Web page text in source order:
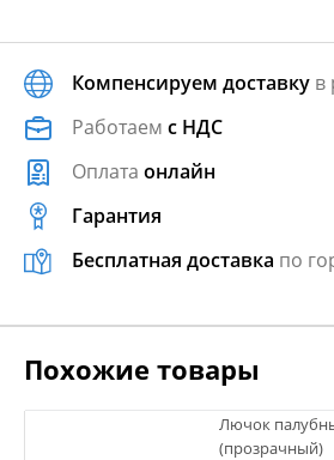
Компенсируем доставку в
Работаем с НДС
Оплата онлайн
Гарантия
Бесплатная доставка по
Похожие товары
Лючок
(прозрачный)